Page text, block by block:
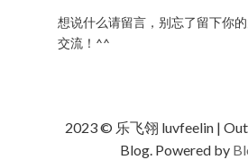
想说什么请留言，别忘了留下你
交流！^^
2023 © 乐飞翎 luvfeelin |
Blog. Powered by